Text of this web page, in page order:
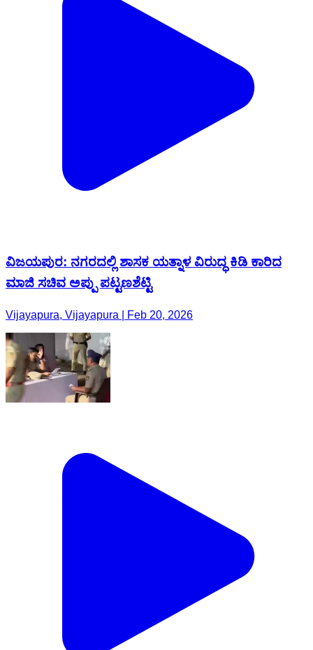
ವಿಜಯಪುರ: ನಗರದಲ್ಲಿ ಶಾಸಕ ಯತ್ನಾಳ ವಿರುದ್ಧ ಕಿಡಿ ಕಾರಿದ
ಮಾಜಿ ಸಚಿವ ಅಪ್ಪು ಪಟ್ಟಣಶೆಟ್ಟಿ
Vijayapura, Vijayapura | Feb 20, 2026